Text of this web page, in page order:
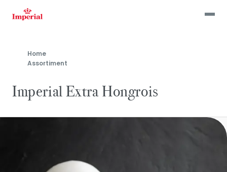
Home
Assortiment
Imperial Extra Hongrois